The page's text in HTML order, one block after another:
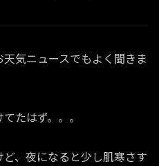
天気ニュースでもよく聞きま
たはず。。。
、夜になると少し肌寒さす